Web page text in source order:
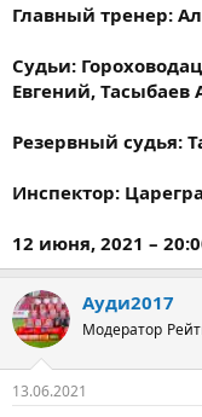
Главный тренер:
Судьи:
Евгений,
Резервный судья:
Инспектор:
12 июня, 2021 –
Ауди2017
Модератор
13.06.2021